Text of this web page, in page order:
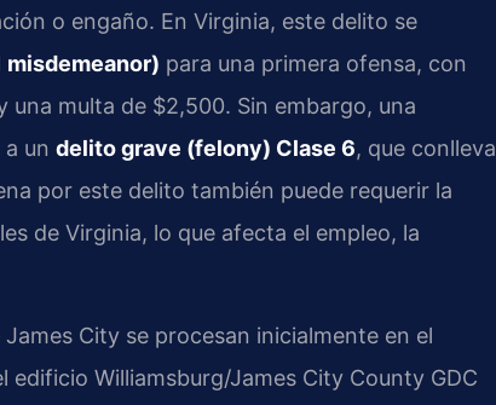
o engaño. En Virginia, este delito se
misdemeanor) para una primera ofensa, con
una multa de $2,500. Sin embargo, una
un delito grave (felony) Clase 6, que conlleva
por este delito también puede requerir la
de Virginia, lo que afecta el empleo, la
City se procesan inicialmente en el
edificio Williamsburg/James City County GDC